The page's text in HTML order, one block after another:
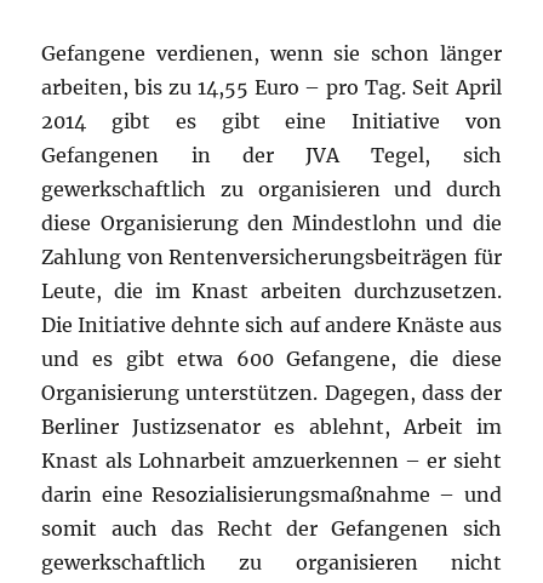
Gefangene verdienen, wenn sie schon länger
arbeiten, bis zu 14,55 Euro – pro Tag. Seit April
2014 gibt es gibt eine Initiative von
Gefangenen in der JVA Tegel, sich
gewerkschaftlich zu organisieren und durch
diese Organisierung den Mindestlohn und die
Zahlung von Rentenversicherungsbeiträgen für
Leute, die im Knast arbeiten durchzusetzen.
Die Initiative dehnte sich auf andere Knäste aus
und es gibt etwa 600 Gefangene, die diese
Organisierung unterstützen. Dagegen, dass der
Berliner Justizsenator es ablehnt, Arbeit im
Knast als Lohnarbeit amzuerkennen – er sieht
darin eine Resozialisierungsmaßnahme – und
somit auch das Recht der Gefangenen sich
gewerkschaftlich zu organisieren nicht